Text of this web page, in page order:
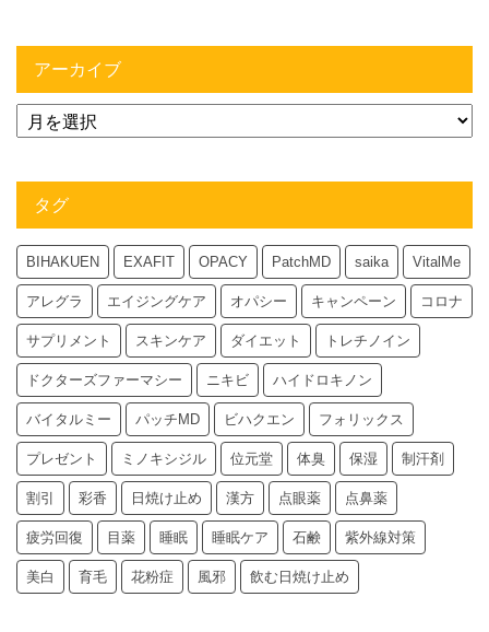
アーカイブ
タグ
BIHAKUEN EXAFIT OPACY PatchMD saika VitalMe
アレグラ エイジングケア オパシー キャンペーン コロナ
サプリメント スキンケア ダイエット トレチノイン
ドクターズファーマシー ニキビ ハイドロキノン
バイタルミー パッチMD ビハクエン フォリックス
プレゼント ミノキシジル 位元堂 体臭 保湿 制汗剤
割引 彩香 日焼け止め 漢方 点眼薬 点鼻薬
疲労回復 目薬 睡眠 睡眠ケア 石鹸 紫外線対策
美白 育毛 花粉症 風邪 飲む日焼け止め